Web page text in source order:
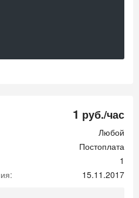
1 руб./час
Любой
Постоплата
1
15.11.2017